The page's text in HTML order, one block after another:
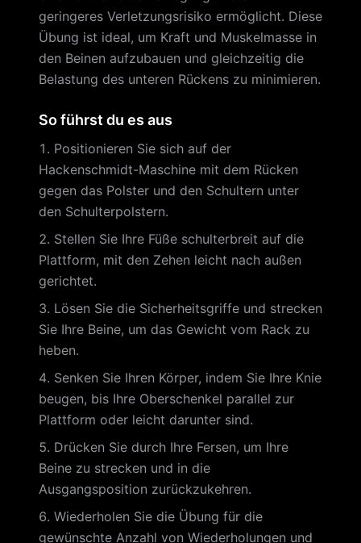
geringeres Verletzungsrisiko ermöglicht. Diese
Übung ist ideal, um Kraft und Muskelmasse in
den Beinen aufzubauen und gleichzeitig die
Belastung des unteren Rückens zu minimieren.
So führst du es aus
Positionieren Sie sich auf der
Hackenschmidt-Maschine mit dem Rücken
gegen das Polster und den Schultern unter
den Schulterpolstern.
Stellen Sie Ihre Füße schulterbreit auf die
Plattform, mit den Zehen leicht nach außen
gerichtet.
Lösen Sie die Sicherheitsgriffe und strecken
Sie Ihre Beine, um das Gewicht vom Rack zu
heben.
Senken Sie Ihren Körper, indem Sie Ihre Knie
beugen, bis Ihre Oberschenkel parallel zur
Plattform oder leicht darunter sind.
Drücken Sie durch Ihre Fersen, um Ihre
Beine zu strecken und in die
Ausgangsposition zurückzukehren.
Wiederholen Sie die Übung für die
gewünschte Anzahl von Wiederholungen und